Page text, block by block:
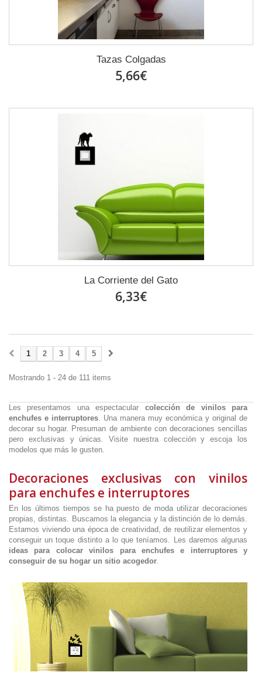
Tazas Colgadas
5,66€
La Corriente del Gato
6,33€
1 2 3 4 5
Mostrando 1 - 24 de 111 items
Les presentamos una espectacular colección de vinilos para
enchufes e interruptores. Una manera muy económica y original de
decorar su hogar. Presuman de ambiente con decoraciones sencillas
pero exclusivas y únicas. Visite nuestra colección y escoja los
modelos que más le gusten.
Decoraciones exclusivas con vinilos
para enchufes e interruptores
En los últimos tiempos se ha puesto de moda utilizar decoraciones
propias, distintas. Buscamos la elegancia y la distinción de lo demás.
Estamos viviendo una época de creatividad, de reutilizar elementos y
conseguir un toque distinto a lo que teníamos. Les daremos algunas
ideas para colocar vinilos para enchufes e interruptores y
conseguir de su hogar un sitio acogedor.